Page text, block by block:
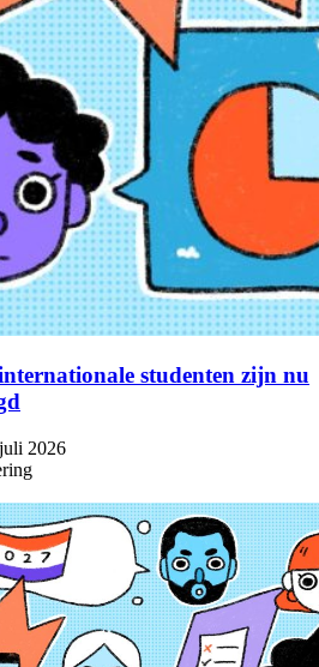
studenten zijn nu
2026